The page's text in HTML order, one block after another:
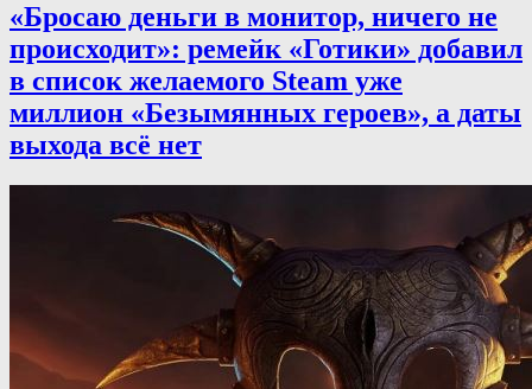
«Бросаю деньги в монитор, ничего не
происходит»: ремейк «Готики» добавил
в список желаемого Steam уже
миллион «Безымянных героев», а даты
выхода всё нет